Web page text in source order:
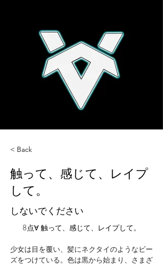
< Back
触って、感じて、レイプ
して。
しないでください
8点∀ 触って、感じて、レイプして。
少女は目を覆い、髪にネクタイのようなビー
ズをつけている。色は黒から始まり、さまざ